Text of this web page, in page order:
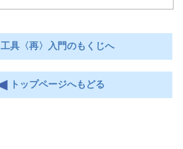
工具〈再〉入門のもくじへ
トップページへもどる